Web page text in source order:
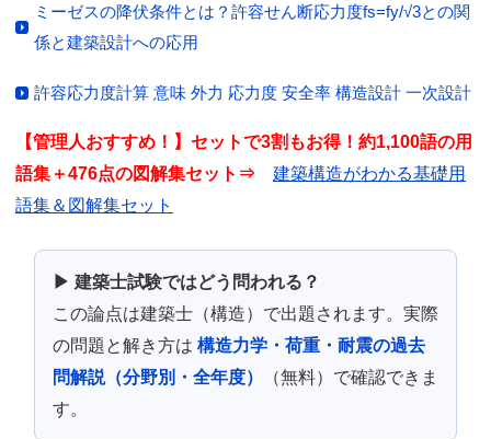
ミーゼスの降伏条件とは？許容せん断応力度fs=fy/√3との関
係と建築設計への応用
許容応力度計算 意味 外力 応力度 安全率 構造設計 一次設計
【管理人おすすめ！】セットで3割もお得！約1,100語の用
語集＋476点の図解集セット⇒ 建築構造がわかる基礎用
語集＆図解集セット
▶ 建築士試験ではどう問われる？
この論点は建築士（構造）で出題されます。実際
の問題と解き方は 構造力学・荷重・耐震の過去
問解説（分野別・全年度）
（無料）で確認できま
す。